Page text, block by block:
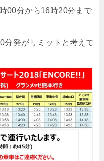
分から16時20分まで
発がリミットと考えて